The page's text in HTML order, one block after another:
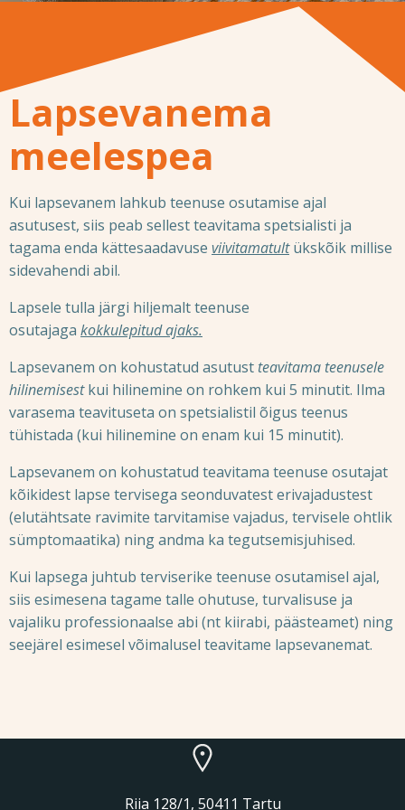
Lapsevanema
meelespea
Kui lapsevanem lahkub teenuse osutamise ajal
asutusest, siis peab sellest teavitama spetsialisti ja
tagama enda kättesaadavuse viivitamatultükskõik millise
sidevahendi abil.
Lapsele tulla järgi hiljemalt teenuse
osutajaga kokkulepitud ajaks.
Lapsevanem on kohustatud asutust teavitama teenusele
hilinemisestkui hilinemine on rohkem kui 5 minutit. Ilma
varasema teavituseta on spetsialistil õigus teenus
tühistada (kui hilinemine on enam kui 15 minutit).
Lapsevanem on kohustatud teavitama teenuse osutajat
kõikidest lapse tervisega seonduvatest erivajadustest
(elutähtsate ravimite tarvitamise vajadus, tervisele ohtlik
sümptomaatika) ning andma ka tegutsemisjuhised.
Kui lapsega juhtub terviserike teenuse osutamisel ajal,
siis esimesena tagame talle ohutuse, turvalisuse ja
vajaliku professionaalse abi (nt kiirabi, päästeamet) ning
seejärel esimesel võimalusel teavitame lapsevanemat.
Riia 128/1, 50411 Tartu